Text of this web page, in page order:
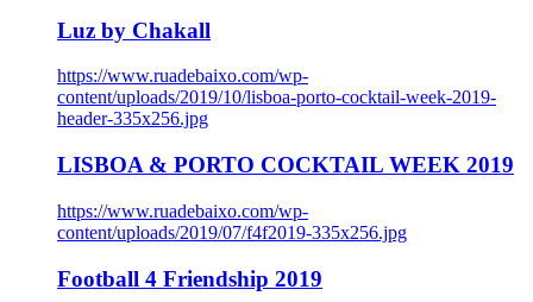
Luz by Chakall
https://www.ruadebaixo.com/wp-
content/uploads/2019/10/lisboa-porto-cocktail-week-2019-
header-335x256.jpg
LISBOA & PORTO COCKTAIL WEEK 2019
https://www.ruadebaixo.com/wp-
content/uploads/2019/07/f4f2019-335x256.jpg
Football 4 Friendship 2019